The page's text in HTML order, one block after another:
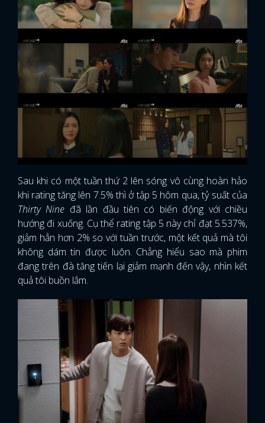
Sau khi có một tuần thứ 2 lên sóng vô cùng hoàn hảo
khi rating tăng lên 7.5% thì ở tập 5 hôm qua, tỷ suất của
Thirty Nine đã lần đầu tiên có biến động với chiều
hướng đi xuống. Cụ thể rating tập 5 này chỉ đạt 5.537%,
giảm hẳn hơn 2% so với tuần trước, một kết quả mà tôi
không dám tin được luôn. Chẳng hiểu sao mà phim
đang trên đà tăng tiến lại giảm mạnh đến vậy, nhìn kết
quả tôi buồn lắm.